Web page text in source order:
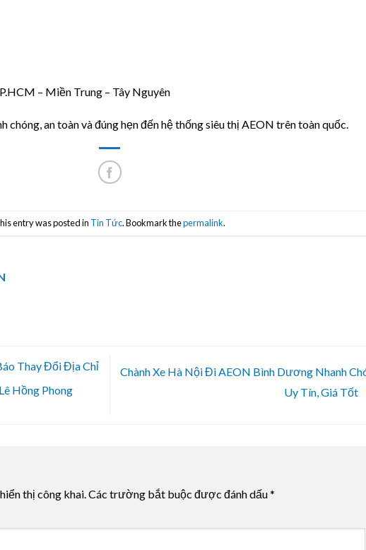
– Miền Trung – Tây Nguyên
chóng, an toàn và đúng hẹn đến hệ thống siêu thị AEON trên toàn quốc.
entry was posted in Tin Tức. Bookmark thepermalink.
Thay Đổi Địa Chỉ
Hồng Phong
Chành Xe Hà Nội Đi AEON Bình Dương Nhanh
Uy Tín, Giá Tốt
thị công khai. Các trường bắt buộc được đánh dấu*